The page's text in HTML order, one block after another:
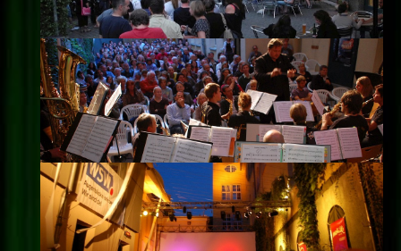
Kinogutschein
Konzept
Archiv
Kontakt
Impressum
Datenschutz